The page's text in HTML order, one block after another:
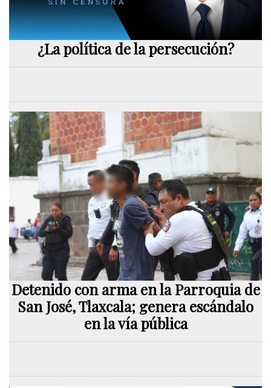
¿La política de la persecución?
Detenido con arma en la Parroquia de
San José, Tlaxcala; genera escándalo
en la vía pública